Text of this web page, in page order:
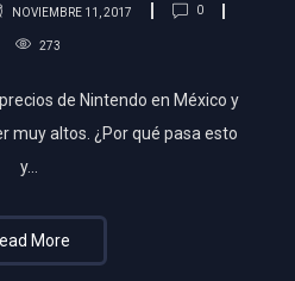
NOVIEMBRE 11, 2017 0
273
de Nintendo en México y
muy altos. ¿Por qué pasa esto
y…
More